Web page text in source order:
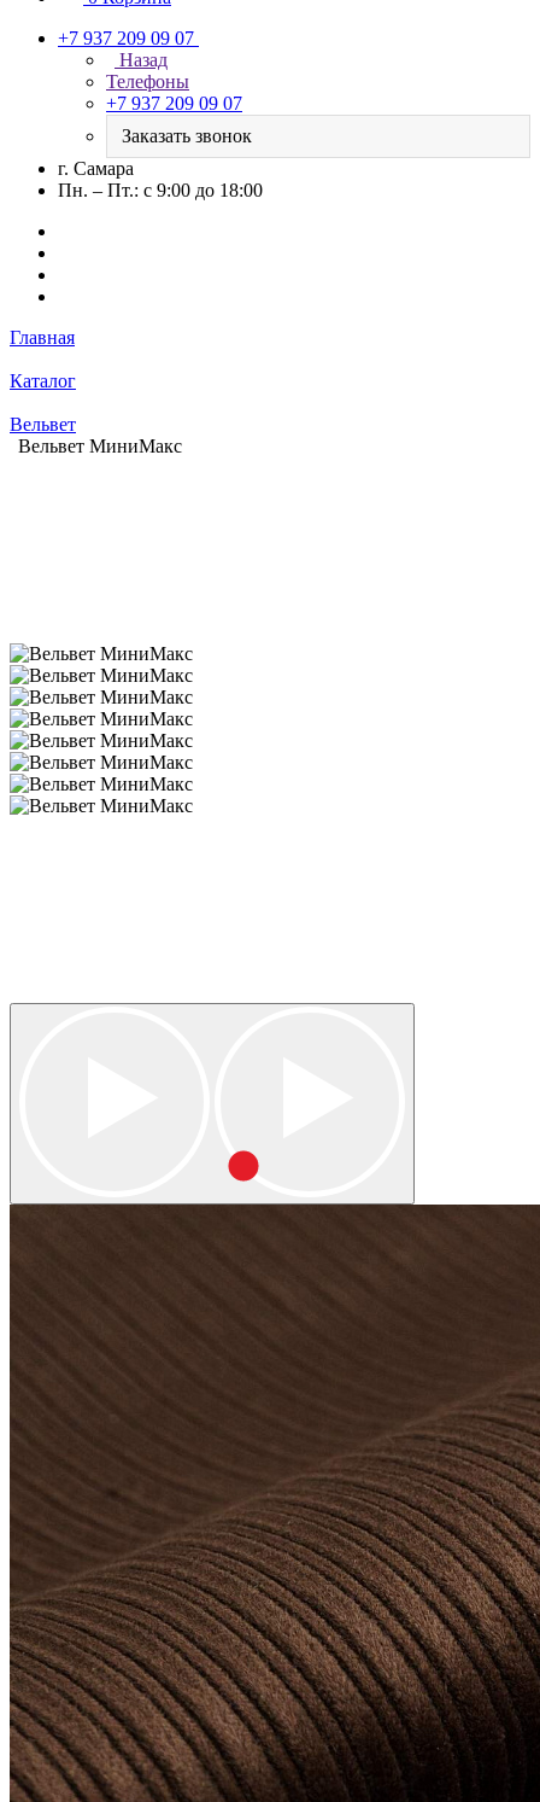
+7 937 209 09 07
Назад
Телефоны
+7 937 209 09 07
Заказать звонок
г. Самара
Пн. – Пт.: с 9:00 до 18:00
Главная
Каталог
Вельвет
Вельвет МиниМакс